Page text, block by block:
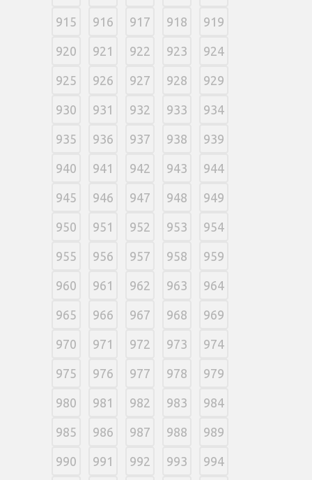
915 916 917 918 919
920 921 922 923 924
925 926 927 928 929
930 931 932 933 934
935 936 937 938 939
940 941 942 943 944
945 946 947 948 949
950 951 952 953 954
955 956 957 958 959
960 961 962 963 964
965 966 967 968 969
970 971 972 973 974
975 976 977 978 979
980 981 982 983 984
985 986 987 988 989
990 991 992 993 994